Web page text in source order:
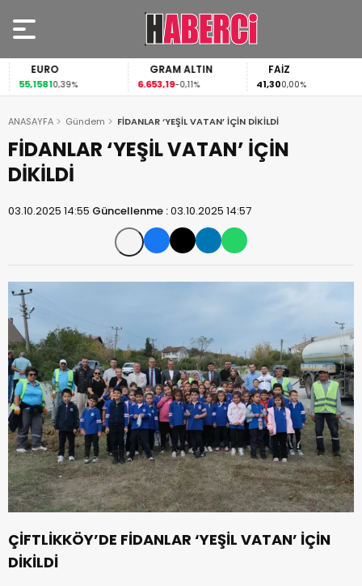
EURO
55,15810,39%
GRAM ALTIN
6.653,19-0,11%
FAİZ
41,300,00%
ANASAYFA Gündem FİDANLAR ‘YEŞİL VATAN’ İÇİN DİKİLDİ
FİDANLAR ‘YEŞİL VATAN’ İÇİN
DİKİLDİ
03.10.2025 14:55 Güncellenme :03.10.2025 14:57
ÇİFTLİKKÖY’DE FİDANLAR ‘YEŞİL VATAN’ İÇİN
DİKİLDİ